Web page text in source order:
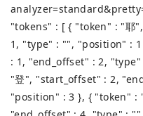
"tokens" : [ { "token" : "耶
1, "type" : "", "position" :
: 1, "end_offset" : 2,
"登", "start_offset" : 2,
"position" : 3 }, { "token" :